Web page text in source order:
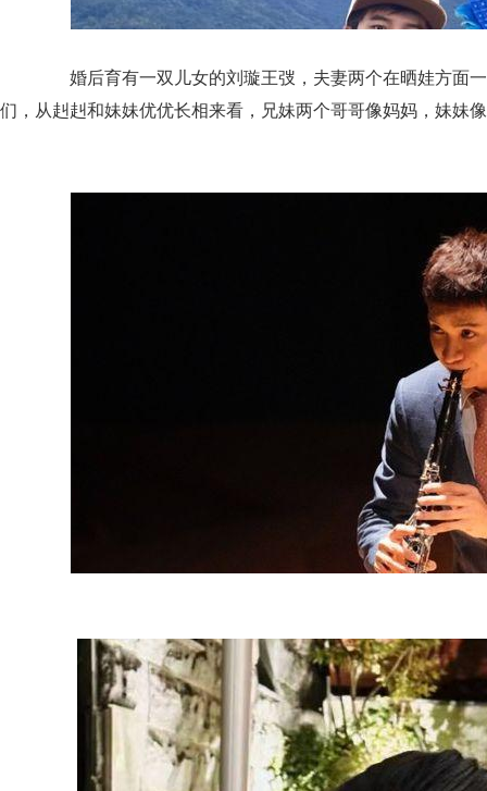
婚后育有一双儿女的刘璇王弢，夫妻两个在晒娃方面
们，从赳赳和妹妹优优长相来看，兄妹两个哥哥像妈妈，妹妹